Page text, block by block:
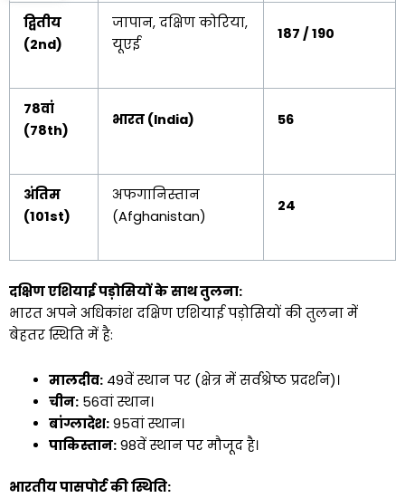
द्वितीय
(2nd)
जापान, दक्षिण कोरिया,
यूएई
187 / 190
78वां
(78th)
भारत (India) 56
अंतिम
(101st)
अफगानिस्तान
(Afghanistan)
24
दक्षिण एशियाई पड़ोसियों के साथ तुलना:
भारत अपने अधिकांश दक्षिण एशियाई पड़ोसियों की तुलना में
बेहतर स्थिति में है:
मालदीव:49वें स्थान पर (क्षेत्र में सर्वश्रेष्ठ प्रदर्शन)।
चीन:56वां स्थान।
बांग्लादेश:95वां स्थान।
पाकिस्तान:98वें स्थान पर मौजूद है।
भारतीय पासपोर्ट की स्थिति: